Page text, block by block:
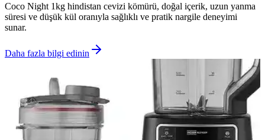
Coco Night 1kg hindistan cevizi kömürü, doğal içerik, uzun yanma
süresi ve düşük kül oranıyla sağlıklı ve pratik nargile deneyimi
sunar.
Daha fazla bilgi edinin